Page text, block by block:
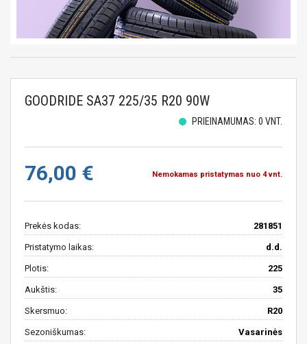
GOODRIDE SA37 225/35 R20 90W
PRIEINAMUMAS: 0 VNT.
76,00 € Nemokamas pristatymas nuo 4 vnt.
Prekės kodas: 281851
Pristatymo laikas: d.d.
Plotis: 225
Aukštis: 35
Skersmuo: R20
Sezoniškumas: Vasarinės